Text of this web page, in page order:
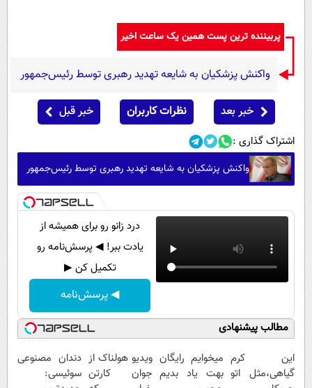
پربیننده ترین پست همین یک ساعت اخیر
واکنش پزشکیان به شایعه تهدید رهبری توسط رئیس‌جمهور
خبر بعد نظرات کاربران خبر قبل
اشتراک گذاری :
واکنش پزشکیان به شایعه تهدید رهبری توسط رئیس‌جمهور
درد زانو رو برای همیشه از
یادت ببر! ◀ پرسش‌نامه رو
تکمیل کن ▶
◀ پرسش‌نامه
مطالب پیشنهادی
این کرم
گیاهی،مثل اتو
میخوایم رایگان
بهت یاد بدیم
ویدیو هولناک از
جوان کارتن
دندان مصنوعی
سوئیسی: